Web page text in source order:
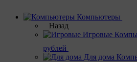
Компьютеры
Назад
Игровые
рублей
Для дома